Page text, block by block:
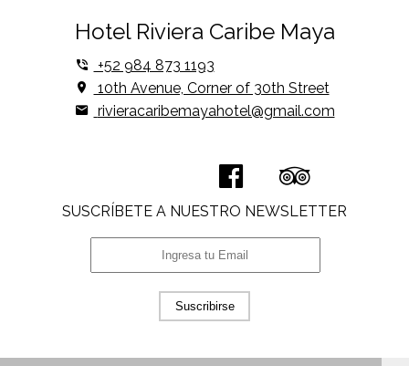
Hotel Riviera Caribe Maya
+52 984 873 1193
10th Avenue, Corner of 30th Street
rivieracaribemayahotel@gmail.com
SUSCRÍBETE A NUESTRO NEWSLETTER
Suscribirse